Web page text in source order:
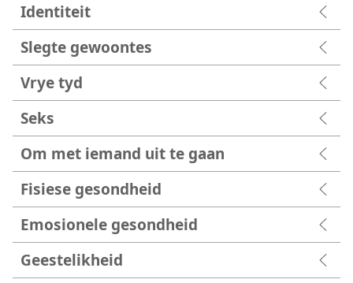
Identiteit
Slegte gewoontes
Vrye tyd
Seks
Om met iemand uit te gaan
Fisiese gesondheid
Emosionele gesondheid
Geestelikheid